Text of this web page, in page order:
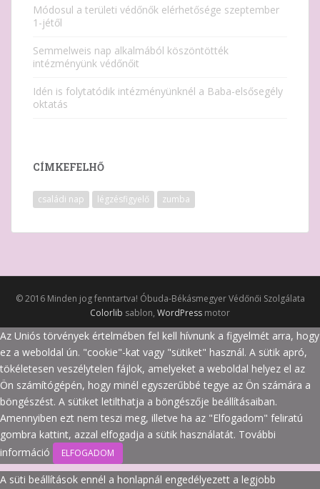
Módosul a területi védőnők elérhetősége szeptember
1-jétől
Semmelweis nap alkalmából köszöntötték
intézményünk védőnőit
Idén is folytatódik intézményünknél a Baba-elsősegély
oktatás
CÍMKEFELHŐ
családi nap légzésfigyelő zumba
© 2016 Minden jog fenntartva! Óbuda-Békásmegyer Védőnői Szolgálata
Colorlib sablon, WordPress motor
Az Uniós törvények értelmében fel kell hívnunk a figyelmét arra, hogy
ez a weboldal ún. "cookie"-kat vagy "sütiket" használ. A sütik apró,
tökéletesen veszélytelen fájlok, amelyeket a weboldal helyez el az
Ön számítógépén, hogy minél egyszerűbbé tegye az Ön számára a
böngészést. A sütiket letilthatja a böngészője beállításaiban.
Amennyiben ezt nem teszi meg, illetve ha az "Elfogadom" feliratú
gombra kattint, azzal elfogadja a sütik használatát. További
információ
ELFOGADOM
A süti beállítások ennél a honlapnál engedélyezett a legjobb